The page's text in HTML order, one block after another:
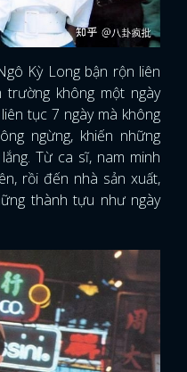
Kỳ Long bận rộn liên
không một ngày
tục 7 ngày mà không
ngừng, khiến những
Từ ca sĩ, nam minh
rồi đến nhà sản xuất,
thành tựu như ngày